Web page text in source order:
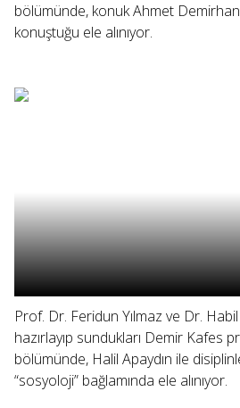
bölümünde, konuk Ahmet Demirhan
konuştuğu ele alınıyor.
Prof. Dr. Feridun Yılmaz ve Dr. Habil
hazırlayıp sundukları Demir Kafes
bölümünde, Halil Apaydın ile
“sosyoloji” bağlamında ele alınıyor.